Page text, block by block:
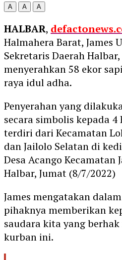
A A A
HALBAR,
Halmahera Barat, James
Sekretaris Daerah
menyerahkan 58 ekor
raya idul adha.
Penyerahan yang
secara simbolis kepada 4
terdiri dari Kecamatan
dan Jailolo Selatan di
Desa Acango Kecamatan
Halbar, Jumat (8/7/2022)
James mengatakan
pihaknya memberikan
saudara kita yang
kurban ini.